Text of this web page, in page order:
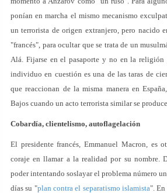
ponían en marcha el mismo mecanismo
un terrorista de origen extranjero, pero nacido
"francés", para ocultar que se trata de un
Alá. Fijarse en el pasaporte y no en la
individuo en cuestión es una de las taras de
que reaccionan de la misma manera en
Bajos cuando un acto terrorista similar se
Cobardía, clientelismo, autoflagelación
El presidente francés, Emmanuel Macron, es
coraje en llamar a la realidad por su nombre.
poder intentando soslayar el problema número
días su "plan contra el separatismo islamista". En